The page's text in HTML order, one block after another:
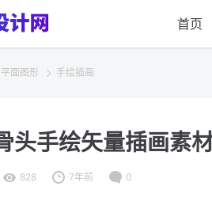
首页
平面图形 手绘插画
头手绘矢量插画素
828 7年前 0